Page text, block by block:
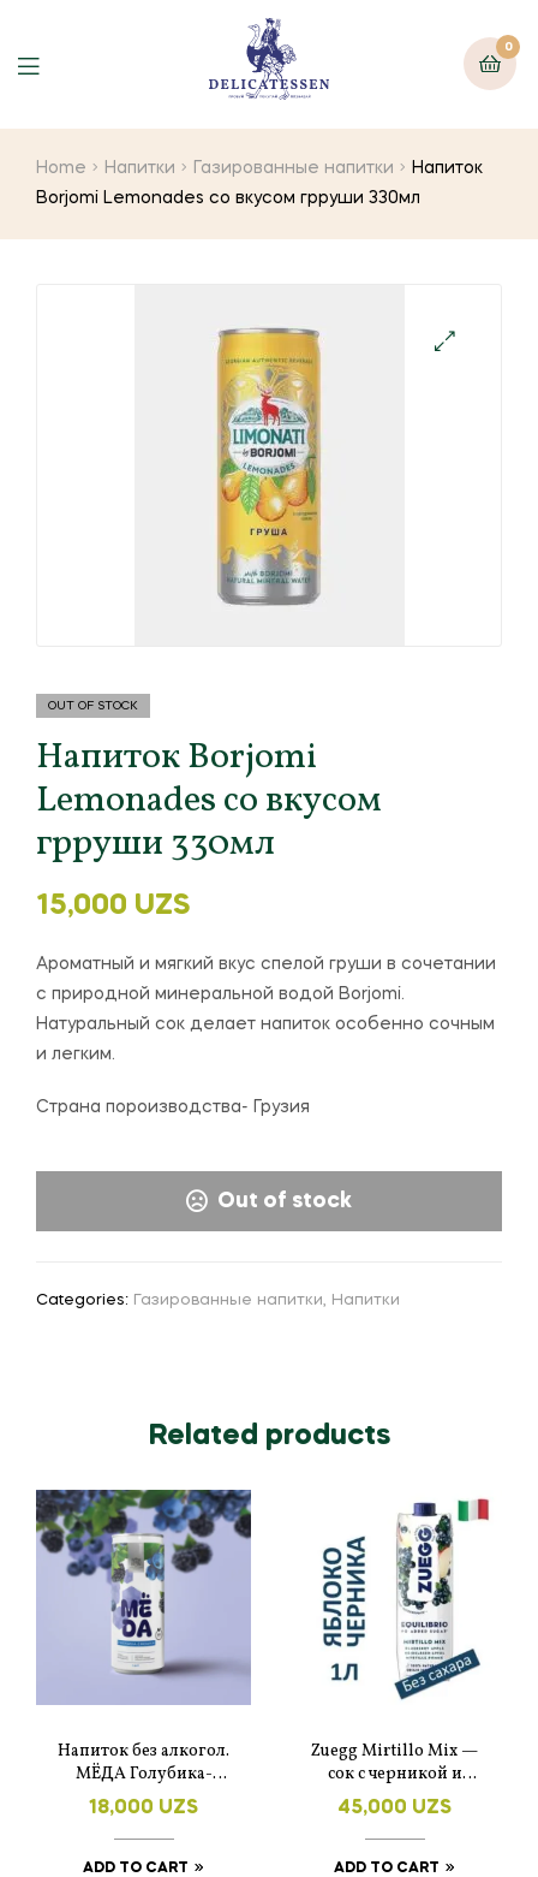
0
Home Напитки Газированные напитки
Напиток
Borjomi Lemonades со вкусом грруши 330мл
OUT OF STOCK
Напиток Borjomi
Lemonades со вкусом
грруши 330мл
15,000 UZS
Ароматный и мягкий вкус спелой груши в сочетании
с природной минеральной водой Borjomi.
Натуральный сок делает напиток особенно сочным
и легким.
Страна пороизводства- Грузия
Out of stock
Categories: Газированные напитки, Напитки
Related products
Напиток без алкогол.
МЁДА Голубика-
ежевика
18,000 UZS
ADD TO CART
Zuegg Mirtillo Mix —
сок с черникой и
яблоком, без
добавления сахара 1
литр.
45,000 UZS
ADD TO CART